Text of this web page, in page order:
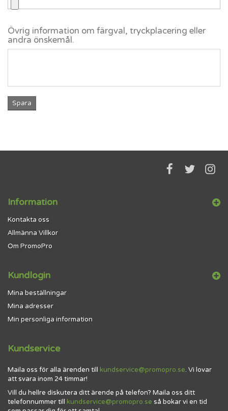
Övrig information om färgval, tryckplacering eller
andra önskemål.
Spara
Information
Kontakta oss
Allmänna Villkor
Om PromoPro
Kundlogin
Mina beställningar
Mina adresser
Min personliga information
Kundservice
Maila oss för alla ärenden till kundservice@promopro.se. Vi lovar
att svara inom 24 timmar!
Vill du hellre diskutera ditt ärende på telefon? Maila oss ditt
telefonnummer till kundservice@promopro.se så bokar vi en tid